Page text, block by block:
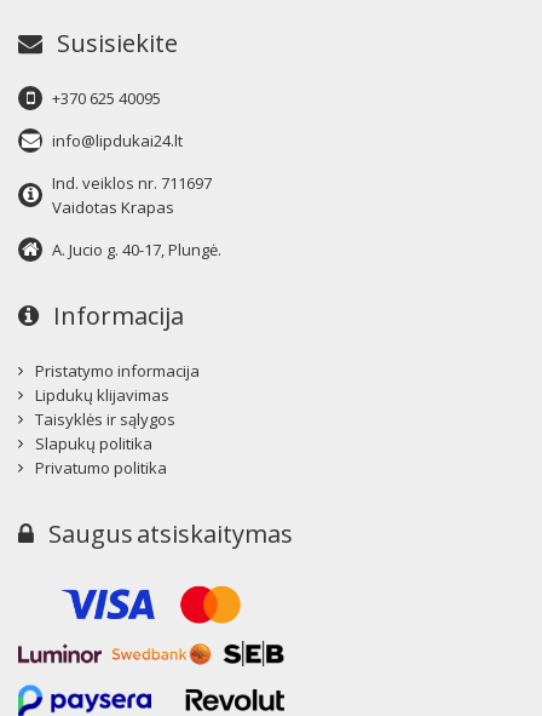
Susisiekite
+370 625 40095
info@lipdukai24.lt
Ind. veiklos nr. 711697
Vaidotas Krapas
A. Jucio g. 40-17, Plungė.
Informacija
Pristatymo informacija
Lipdukų klijavimas
Taisyklės ir sąlygos
Slapukų politika
Privatumo politika
Saugus atsiskaitymas